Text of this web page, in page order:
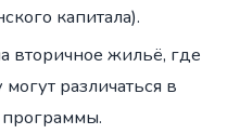
капитала).
вторичное жильё, где
различаться в
программы.